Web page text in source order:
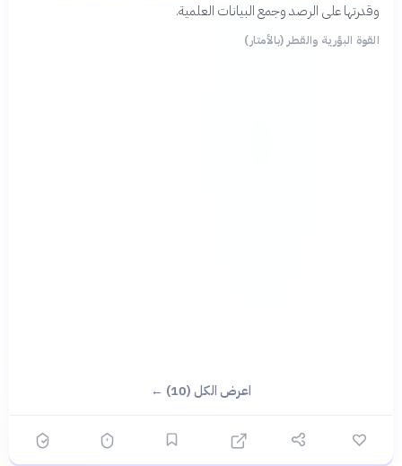
وقدرتها على الرصد وجمع البيانات العلمية.
القوة البؤرية والقطر (بالأمتار)
اعرض الكل (10) ←